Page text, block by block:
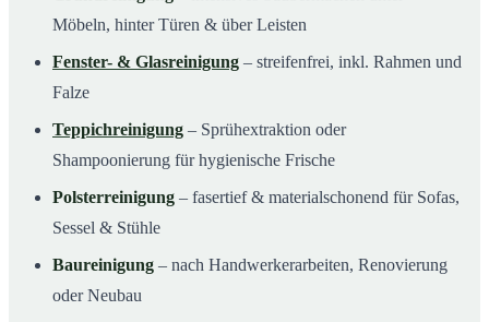
Möbeln, hinter Türen & über Leisten
Fenster- & Glasreinigung – streifenfrei, inkl. Rahmen und
Falze
Teppichreinigung – Sprühextraktion oder
Shampoonierung für hygienische Frische
Polsterreinigung – fasertief & materialschonend für Sofas,
Sessel & Stühle
Baureinigung – nach Handwerkerarbeiten, Renovierung
oder Neubau